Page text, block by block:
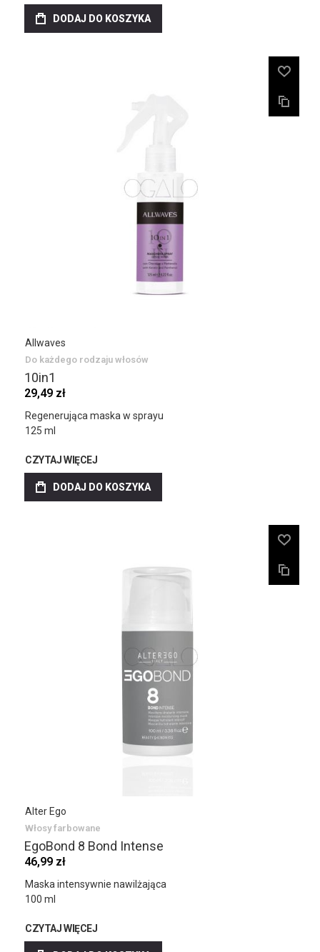
DODAJ DO KOSZYKA
Allwaves
Do każdego rodzaju włosów
10in1
29,49 zł
Regenerująca maska w sprayu
125 ml
CZYTAJ WIĘCEJ
DODAJ DO KOSZYKA
Alter Ego
Włosy farbowane
EgoBond 8 Bond Intense
46,99 zł
Maska intensywnie nawilżająca
100 ml
CZYTAJ WIĘCEJ